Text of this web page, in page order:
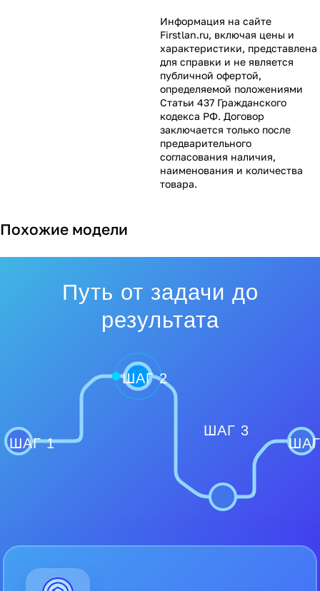
Информация на сайте
Firstlan.ru, включая цены и
характеристики, представлена
для справки и не является
публичной офертой,
определяемой положениями
Статьи 437 Гражданского
кодекса РФ. Договор
заключается только после
предварительного
согласования наличия,
наименования и количества
товара.
Похожие модели
Путь от задачи до
результата
ШАГ 1
ШАГ 2
ШАГ 3